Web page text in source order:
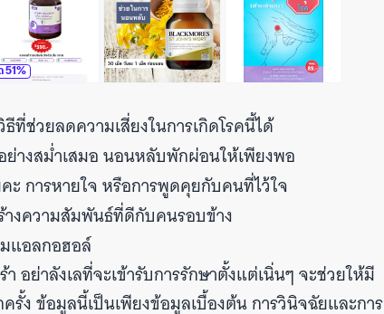
51%
ช่วยลดความเสี่ยงในการเกิดโรคนี้ได้
างสม่ำเสมอ นอนหลับพักผ่อนให้เพียงพอ
ะ การหายใจ หรือการพูดคุยกับคนที่ไว้ใจ
งความสัมพันธ์ที่ดีกับคนรอบข้าง
แอลกอฮอล์
ย่าลังเลที่จะเข้ารับการรักษาตั้งแต่เนิ่นๆ จะช่วยให้มี
ง ข้อมูลนี้เป็นเพียงข้อมูลเบื้องต้น การวินิจฉัยและการ